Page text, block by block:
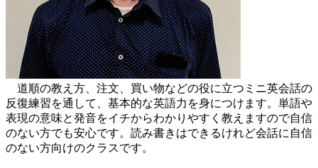
道順の教え方、注文、買い物などの役に立つミニ英会話の
反復練習を通して、基本的な英語力を身につけます。単語や
表現の意味と発音をイチからわかりやすく教えますので自信
のない方でも安心です。読み書きはできるけれど会話に自信
のない方向けのクラスです。